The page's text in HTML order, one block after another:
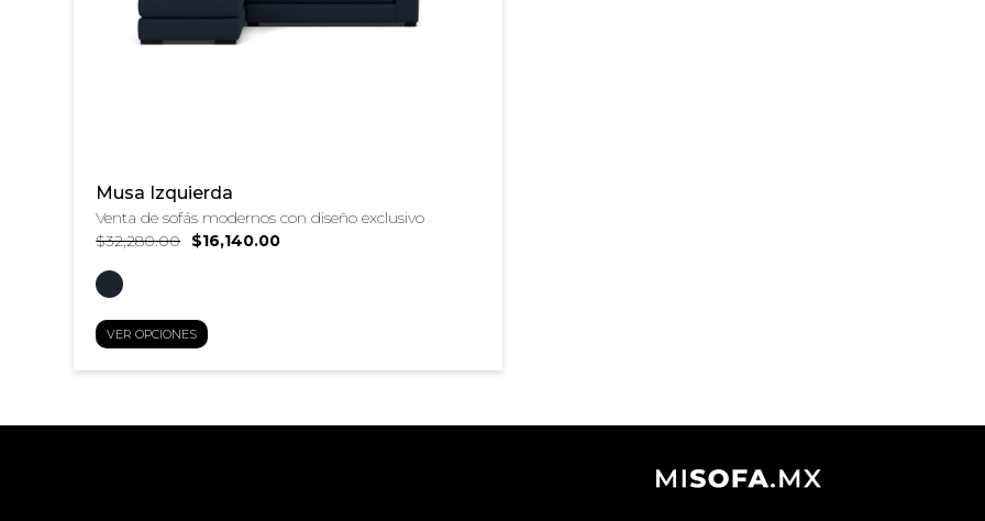
Musa Izquierda
Venta de sofás modernos con diseño exclusivo
$32,280.00
$16,140.00
VER OPCIONES